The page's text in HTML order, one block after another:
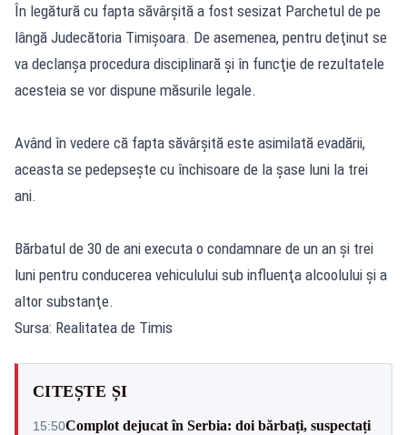
În legătură cu fapta săvârşită a fost sesizat Parchetul de pe
lângă Judecătoria Timişoara. De asemenea, pentru deţinut se
va declanşa procedura disciplinară şi în funcţie de rezultatele
acesteia se vor dispune măsurile legale.
Având în vedere că fapta săvârşită este asimilată evadării,
aceasta se pedepseşte cu închisoare de la şase luni la trei
ani.
Bărbatul de 30 de ani executa o condamnare de un an şi trei
luni pentru conducerea vehiculului sub influenţa alcoolului şi a
altor substanţe.
Sursa: Realitatea de Timis
CITEȘTE ȘI
15:50Complot dejucat în Serbia: doi bărbați, suspectați